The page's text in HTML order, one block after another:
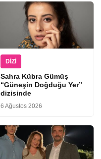
DIZI
Sahra Kübra Gümüş
“Güneşin Doğduğu Yer”
dizisinde
6 Ağustos 2026